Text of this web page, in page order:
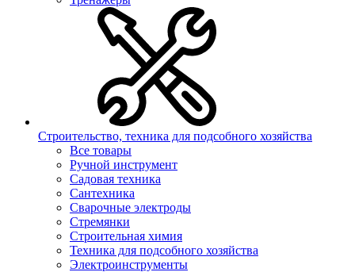
Строительство, техника для подсобного хозяйства
Все товары
Ручной инструмент
Садовая техника
Сантехника
Сварочные электроды
Стремянки
Строительная химия
Техника для подсобного хозяйства
Электроинструменты